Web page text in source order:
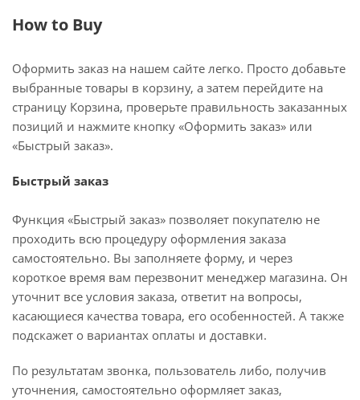
How to Buy
Оформить заказ на нашем сайте легко. Просто добавьте
выбранные товары в корзину, а затем перейдите на
страницу Корзина, проверьте правильность заказанных
позиций и нажмите кнопку «Оформить заказ» или
«Быстрый заказ».
Быстрый заказ
Функция «Быстрый заказ» позволяет покупателю не
проходить всю процедуру оформления заказа
самостоятельно. Вы заполняете форму, и через
короткое время вам перезвонит менеджер магазина. Он
уточнит все условия заказа, ответит на вопросы,
касающиеся качества товара, его особенностей. А также
подскажет о вариантах оплаты и доставки.
По результатам звонка, пользователь либо, получив
уточнения, самостоятельно оформляет заказ,